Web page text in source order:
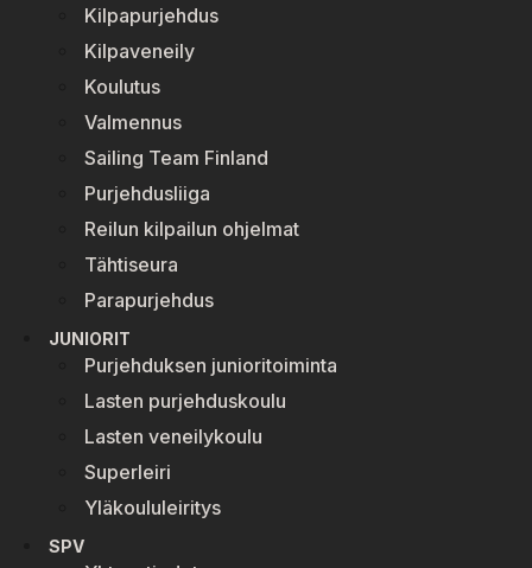
Kilpapurjehdus
Kilpaveneily
Koulutus
Valmennus
Sailing Team Finland
Purjehdusliiga
Reilun kilpailun ohjelmat
Tähtiseura
Parapurjehdus
JUNIORIT
Purjehduksen junioritoiminta
Lasten purjehduskoulu
Lasten veneilykoulu
Superleiri
Yläkoululeiritys
SPV